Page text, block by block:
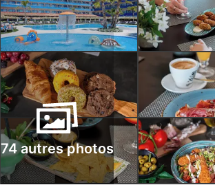
74 autres photos